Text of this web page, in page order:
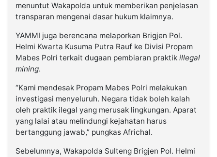
menuntut Wakapolda untuk memberikan penjelasan
transparan mengenai dasar hukum klaimnya.
YAMMI juga berencana melaporkan Brigjen Pol.
Helmi Kwarta Kusuma Putra Rauf ke Divisi Propam
Mabes Polri terkait dugaan pembiaran praktik illegal
mining.
“Kami mendesak Propam Mabes Polri melakukan
investigasi menyeluruh. Negara tidak boleh kalah
oleh praktik ilegal yang merusak lingkungan. Aparat
yang lalai atau melindungi kejahatan harus
bertanggung jawab,” pungkas Africhal.
Sebelumnya, Wakapolda Sulteng Brigjen Pol. Helmi